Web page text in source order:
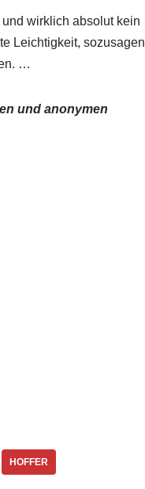
wirklich absolut kein
Leichtigkeit, sozusagen
…
und anonymen
HOFFER